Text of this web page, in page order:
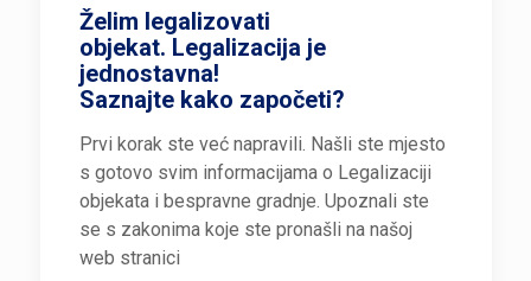
Želim legalizovati
objekat. Legalizacija je
jednostavna!
Saznajte kako započeti?
Prvi korak ste već napravili. Našli ste mjesto
s gotovo svim informacijama o Legalizaciji
objekata i bespravne gradnje. Upoznali ste
se s zakonima koje ste pronašli na našoj
web stranici